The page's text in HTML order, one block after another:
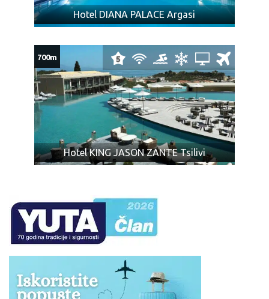
8kg po osobi.
Svaki višak prtljaga se dodatno naplaćuje (prema
Mole se putnici da prilikom rezervacije, a najkasnije 15
dana pred putovanje dostave tačna imena i prezimena
onako kako je napisano u pasošu (dostaviti fotokopiju
prve strane pasoša). U suprotnom svaka promena
posle navedong roka podleže dodatnoj naplati od
strane avio kompanije koju snose sami putnici!
POPUSTI I DOPLATE:
autobusu prilikom transfera,
Prvo dete uzrasta predviđenog u tabeli (zavisno od
hotela), ukoliko u programu nije drugačije odredjeno, u
U hotelima gde postoji mogućnost smeštaja dvoje
dece od 0 do 12 godina, ili 13 godina u pratnji dve
punoplatežne osobe u standardnoj sobi, oba deteta
Hotel DIANA PALACE Argasi
Hotel KING JASON ZANTE Tsilivi
700m